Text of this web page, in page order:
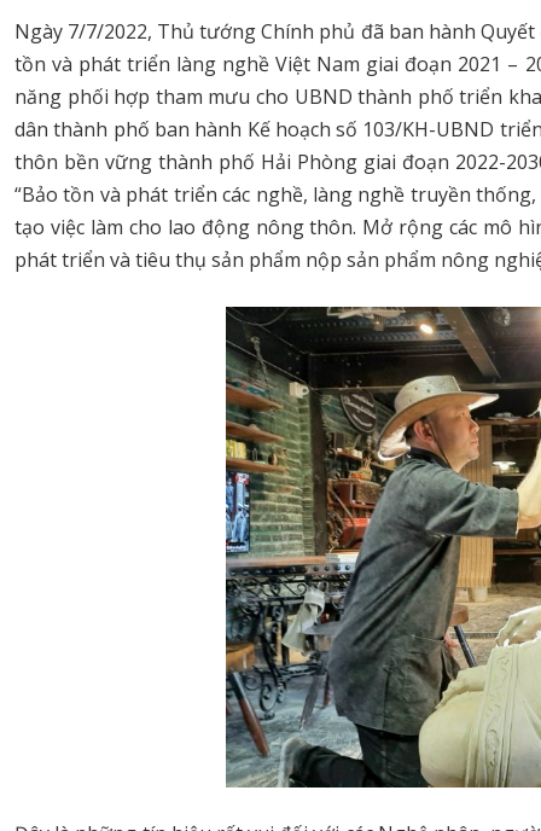
Ngày 7/7/2022, Thủ tướng Chính phủ đã ban hành
tồn và phát triển làng nghề Việt Nam giai đoạn 2021 –
năng phối hợp tham mưu cho UBND thành phố triển
dân thành phố ban hành Kế hoạch số 103/KH-UBND
thôn bền vững thành phố Hải Phòng giai đoạn 2022-
“Bảo tồn và phát triển các nghề, làng nghề truyền
tạo việc làm cho lao động nông thôn. Mở rộng các mô
phát triển và tiêu thụ sản phẩm nộp sản phẩm nông